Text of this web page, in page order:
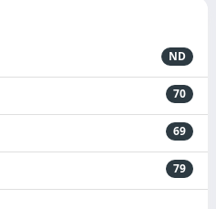
ND
70
69
79